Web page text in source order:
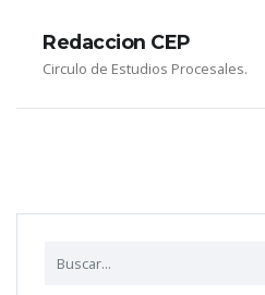
Redaccion CEP
Circulo de Estudios Procesales.